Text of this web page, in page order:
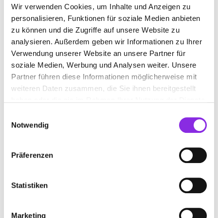
Wir verwenden Cookies, um Inhalte und Anzeigen zu
personalisieren, Funktionen für soziale Medien anbieten
zu können und die Zugriffe auf unsere Website zu
analysieren. Außerdem geben wir Informationen zu Ihrer
Verwendung unserer Website an unsere Partner für
soziale Medien, Werbung und Analysen weiter. Unsere
Partner führen diese Informationen möglicherweise mit
weiteren Daten zusammen, die Sie ihnen bereitgestellt
Notwendig
Präferenzen
Statistiken
Marketing
www.landesverwaltungsamt.thueringen.de
Schwanitzstraße 11